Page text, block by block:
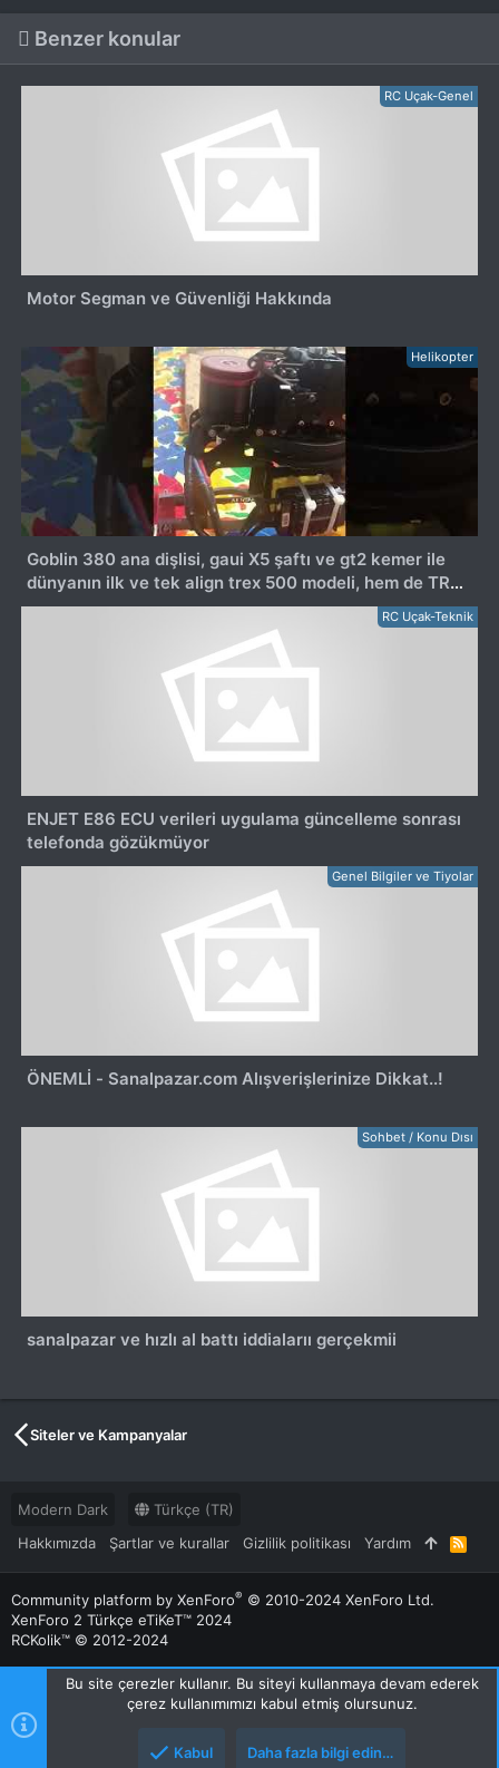
Benzer konular
RC Uçak-Genel
Motor Segman ve Güvenliği Hakkında
Helikopter
Goblin 380 ana dişlisi, gaui X5 şaftı ve gt2 kemer ile
dünyanın ilk ve tek align trex 500 modeli, hem de TR
de bizde
RC Uçak-Teknik
ENJET E86 ECU verileri uygulama güncelleme sonrası
telefonda gözükmüyor
Genel Bilgiler ve Tiyolar
ÖNEMLİ - Sanalpazar.com Alışverişlerinize Dikkat..!
Sohbet / Konu Dısı
sanalpazar ve hızlı al battı iddialarıı gerçekmii
Siteler ve Kampanyalar
Modern Dark
Türkçe (TR)
Hakkımızda
Şartlar ve kurallar Gizlilik politikası Yardım
R
S
S
Community platform by XenForo® © 2010-2024 XenForo Ltd.
XenForo 2 Türkçe eTiKeT™ 2024
RCKolik™ © 2012-2024
Bu site çerezler kullanır. Bu siteyi kullanmaya devam ederek
çerez kullanımımızı kabul etmiş olursunuz.
Kabul Daha fazla bilgi edin…